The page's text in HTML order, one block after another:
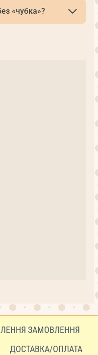
«чубка»?
ЗАМОВЛЕННЯ
ДОСТАВКА/ОПЛАТА